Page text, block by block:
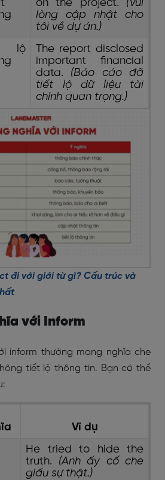
on the project. (Vui
lòng cập nhật cho
tôi về dự án.)
lộ
The report disclosed
important financial
data. (Báo cáo đã
tiết lộ dữ liệu tài
chính quan trọng.)
đi với giới từ gì? Cấu trúc và
với Inform
inform thường mang nghĩa che
tiết lộ thông tin. Bạn có thể
Ví dụ
He tried to hide the
truth. (Anh ấy cố che
giấu sự thật.)